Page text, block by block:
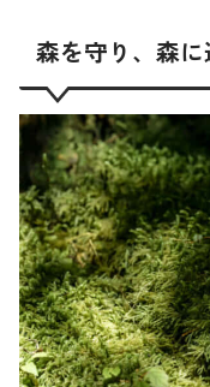
森を守り、森